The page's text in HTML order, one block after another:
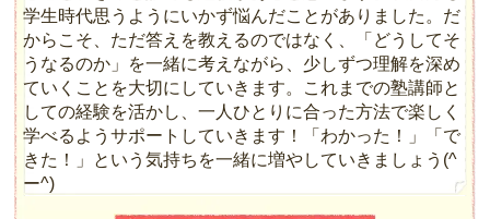
学生時代思うようにいかず悩んだことがありました。だ
からこそ、ただ答えを教えるのではなく、「どうしてそ
うなるのか」を一緒に考えながら、少しずつ理解を深め
ていくことを大切にしていきます。これまでの塾講師と
しての経験を活かし、一人ひとりに合った方法で楽しく
学べるようサポートしていきます！「わかった！」「で
きた！」という気持ちを一緒に増やしていきましょう(^
ー^)